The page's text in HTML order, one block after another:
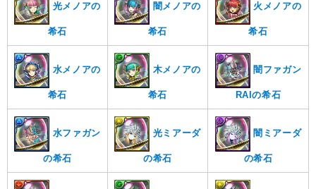
光メノアの
希石
闇メノアの
希石
火メノアの
希石
水メノアの
希石
木メノアの
希石
闇ファガン
RAIの希石
水ファガン
の希石
光ミアーダ
の希石
闇ミアーダ
の希石